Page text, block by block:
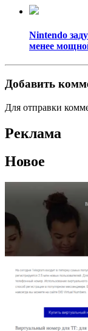
Nintendo
менее
Добавить
Для отправки
Реклама
Новое